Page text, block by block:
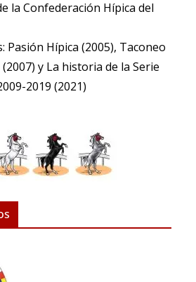
la Confederación Hípica del
Pasión Hípica (2005), Taconeo
y La historia de la Serie
2019 (2021)